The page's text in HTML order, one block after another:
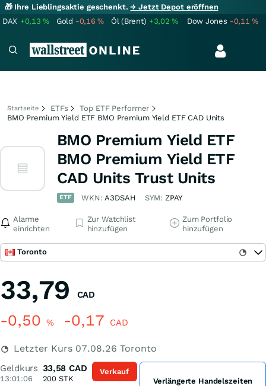
🎁 Ihre Lieblingsaktie geschenkt.→ Jetzt Depot eröffnen
DAX +0,13% Gold -0,16% Öl (Brent) +3,02% Dow Jones -0,11%
Startseite ETFs
Top ETF Performer
BMO Premium Yield ETF BMO Premium Yield ETF CAD Units
BMO Premium Yield ETF
BMO Premium Yield ETF
CAD Units Trust Units
ETF WKN:A3DSAH SYM: ZPAY
Alarme
einrichten
Zur Watchlist
hinzufügen
Zum Portfolio
hinzufügen
Toronto
33,79 CAD
-0,50 % -0,17 CAD
Letzter Kurs 07.08.26 Toronto
Geldkurs
13:01:06
33,58 CAD
200 STK
Verkauf
Verlängerte Handelszeiten